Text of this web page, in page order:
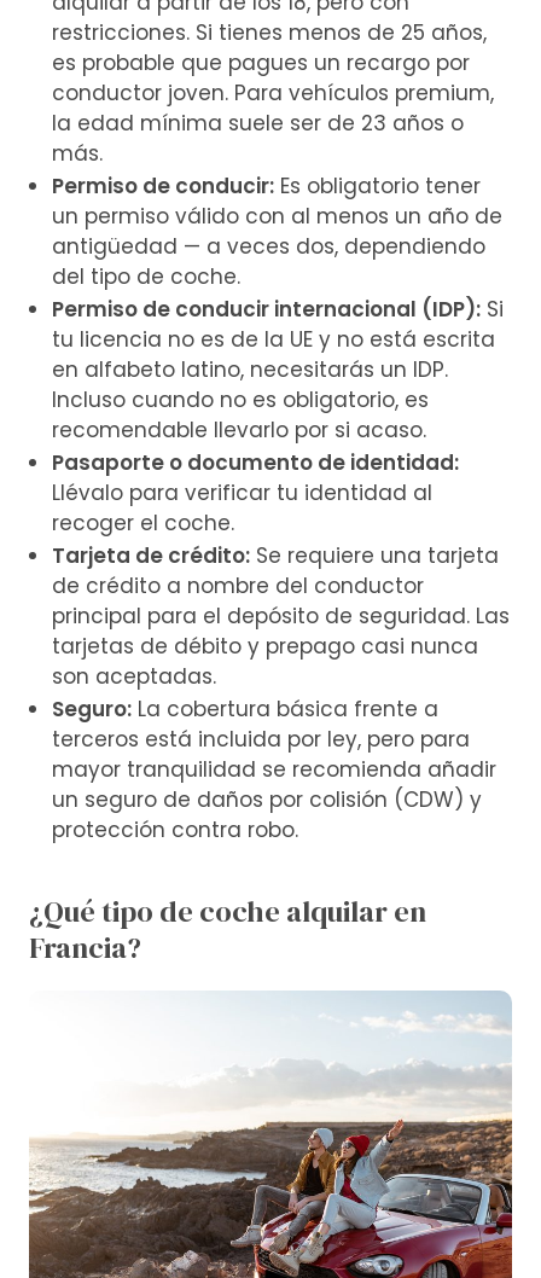
restricciones. Si tienes menos de 25 años,
es probable que pagues un recargo por
conductor joven. Para vehículos premium,
la edad mínima suele ser de 23 años o
más.
Permiso de conducir: Es obligatorio tener
un permiso válido con al menos un año de
antigüedad — a veces dos, dependiendo
del tipo de coche.
Permiso de conducir internacional (IDP): Si
tu licencia no es de la UE y no está escrita
en alfabeto latino, necesitarás un IDP.
Incluso cuando no es obligatorio, es
recomendable llevarlo por si acaso.
Pasaporte o documento de identidad:
Llévalo para verificar tu identidad al
recoger el coche.
Tarjeta de crédito: Se requiere una tarjeta
de crédito a nombre del conductor
principal para el depósito de seguridad. Las
tarjetas de débito y prepago casi nunca
son aceptadas.
Seguro: La cobertura básica frente a
terceros está incluida por ley, pero para
mayor tranquilidad se recomienda añadir
un seguro de daños por colisión (CDW) y
protección contra robo.
¿Qué tipo de coche alquilar en
Francia?